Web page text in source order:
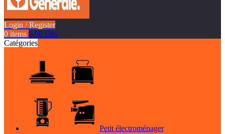
Login / Register
0 items 0,00 Dhs
Catégories
Petit électroménager